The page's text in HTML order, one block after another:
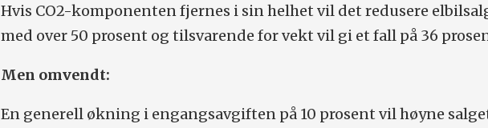
Hvis CO2-komponenten fjernes i sin helhet vil det redusere
med over 50 prosent og tilsvarende for vekt vil gi et fall på 36
Men omvendt:
En generell økning i engangsavgiften på 10 prosent vil høyne